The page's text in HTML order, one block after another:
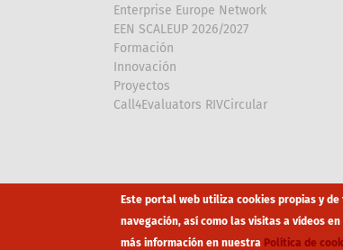
Enterprise Europe Network
EEN SCALEUP 2026/2027
Formación
Innovación
Proyectos
Call4Evaluators RIVCircular
Array
Este portal web utiliza cookies propias y
navegación, así como las visitas a vídeos
más información en nuestra Política de